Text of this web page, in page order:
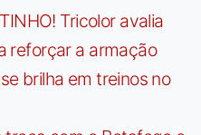
Tricolor avalia
reforçar a armação
brilha em treinos no